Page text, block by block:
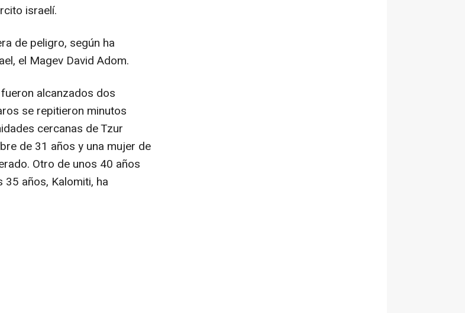
israelí.
de peligro, según ha
el Magev David Adom.
alcanzados dos
se repitieron minutos
cercanas de Tzur
de 31 años y una mujer de
Otro de unos 40 años
años, Kalomiti, ha